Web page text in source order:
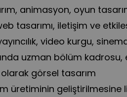
animasyon, oyun
tasarımı, iletişim ve
video kurgu,
uzman bölüm kadrosu,
görsel tasarım
üretiminin geliştirilmesine